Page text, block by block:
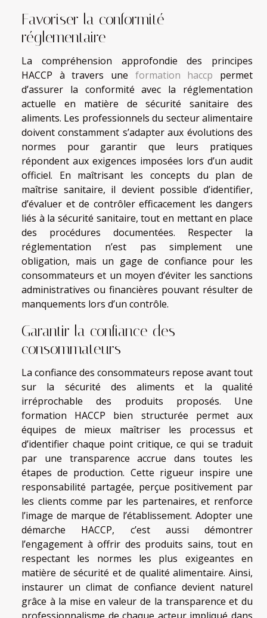
Favoriser la conformité
réglementaire
La compréhension approfondie des principes
HACCP à travers une formation haccp permet
d’assurer la conformité avec la réglementation
actuelle en matière de sécurité sanitaire des
aliments. Les professionnels du secteur alimentaire
doivent constamment s’adapter aux évolutions des
normes pour garantir que leurs pratiques
répondent aux exigences imposées lors d’un audit
officiel. En maîtrisant les concepts du plan de
maîtrise sanitaire, il devient possible d’identifier,
d’évaluer et de contrôler efficacement les dangers
liés à la sécurité sanitaire, tout en mettant en place
des procédures documentées. Respecter la
réglementation n’est pas simplement une
obligation, mais un gage de confiance pour les
consommateurs et un moyen d’éviter les sanctions
administratives ou financières pouvant résulter de
manquements lors d’un contrôle.
Garantir la confiance des
consommateurs
La confiance des consommateurs repose avant tout
sur la sécurité des aliments et la qualité
irréprochable des produits proposés. Une
formation HACCP bien structurée permet aux
équipes de mieux maîtriser les processus et
d’identifier chaque point critique, ce qui se traduit
par une transparence accrue dans toutes les
étapes de production. Cette rigueur inspire une
responsabilité partagée, perçue positivement par
les clients comme par les partenaires, et renforce
l’image de marque de l’établissement. Adopter une
démarche HACCP, c’est aussi démontrer
l’engagement à offrir des produits sains, tout en
respectant les normes les plus exigeantes en
matière de sécurité et de qualité alimentaire. Ainsi,
instaurer un climat de confiance devient naturel
grâce à la mise en valeur de la transparence et du